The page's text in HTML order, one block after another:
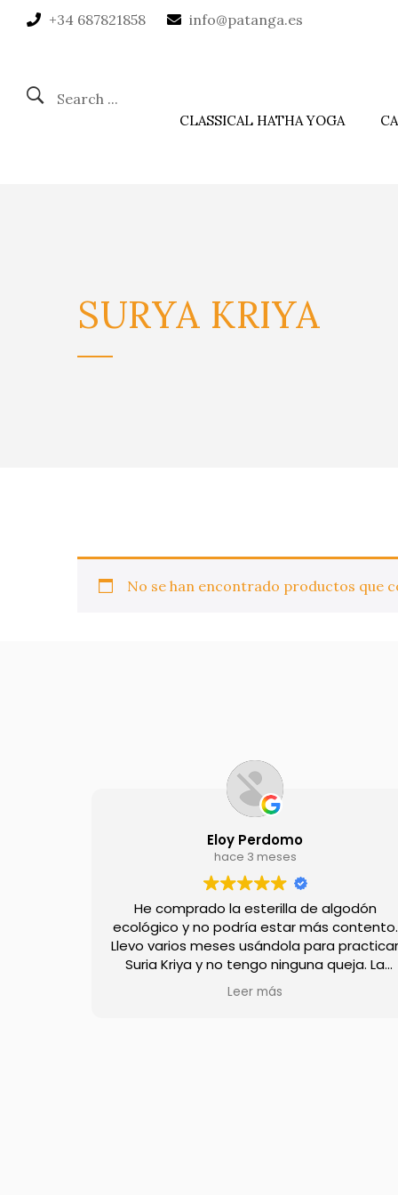
+34 687821858 info@patanga.es
Search ...
CLASSICAL HATHA YOGA
SURYA KRIYA
No se han encontrado productos que
Eloy Perdomo
hace 3 meses
He comprado la esterilla de algodón
ecológico y no podría estar más contento.
Llevo varios meses usándola para practicar
Suria Kriya y no tengo ninguna queja. La
calidad es muy buena, así como la
sensación al tacto. Además, las manos no
Leer más